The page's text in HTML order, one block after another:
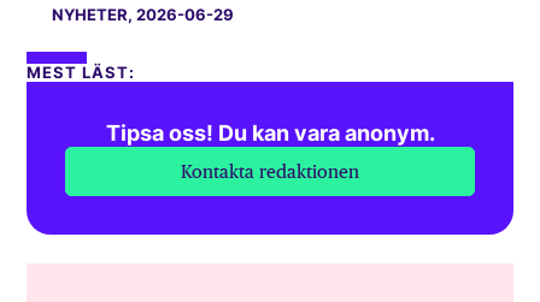
NYHETER, 2026-06-29
MEST LÄST:
Tipsa oss! Du kan vara anonym.
Kontakta redaktionen